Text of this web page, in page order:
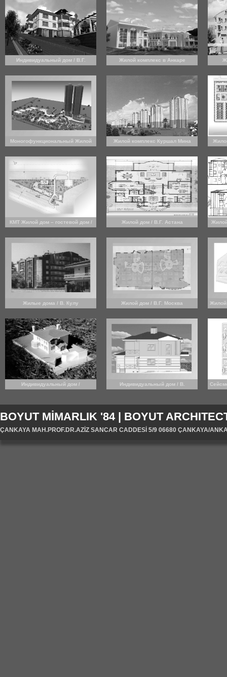
Индивидуальный дом / В.Г.
Жилой комплекс в Анкаре
Моногофункциональный Жилой
(предложение)
Жилой комплекс Куршал Мина
КМТ Жилой дом – гостевой дом /
Жилой дом / В.Г. Астана
Жилые дома / В. Кулу Жилой дом / В.Г. Москва Жилой
Индивидуальный дом /
Индивидуальный дом / В.
BOYUT MİMARLIK '84 | BOYUT
ÇANKAYA MAH.PROF.DR.AZİZ SANCAR CADDESİ 5/9 06680 ÇANKAYA/